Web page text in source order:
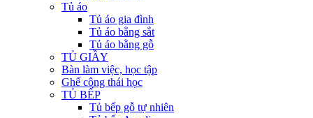
Tủ áo
Tủ áo gia đình
Tủ áo bằng sắt
Tủ áo bằng gỗ
TỦ GIẦY
Bàn làm việc, học tập
Ghế công thái học
TỦ BẾP
Tủ bếp gỗ tự nhiên